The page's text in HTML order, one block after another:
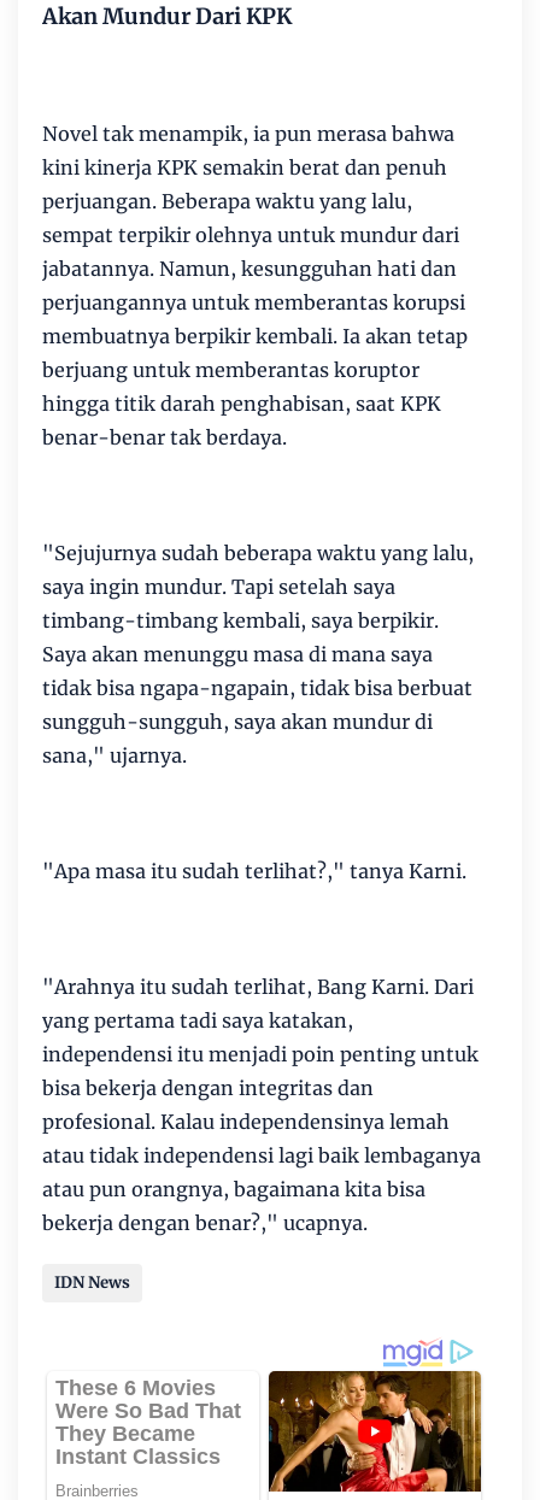
Akan Mundur Dari KPK
Novel tak menampik, ia pun merasa bahwa
kini kinerja KPK semakin berat dan penuh
perjuangan. Beberapa waktu yang lalu,
sempat terpikir olehnya untuk mundur dari
jabatannya. Namun, kesungguhan hati dan
perjuangannya untuk memberantas korupsi
membuatnya berpikir kembali. Ia akan tetap
berjuang untuk memberantas koruptor
hingga titik darah penghabisan, saat KPK
benar-benar tak berdaya.
"Sejujurnya sudah beberapa waktu yang lalu,
saya ingin mundur. Tapi setelah saya
timbang-timbang kembali, saya berpikir.
Saya akan menunggu masa di mana saya
tidak bisa ngapa-ngapain, tidak bisa berbuat
sungguh-sungguh, saya akan mundur di
sana," ujarnya.
"Apa masa itu sudah terlihat?," tanya Karni.
"Arahnya itu sudah terlihat, Bang Karni. Dari
yang pertama tadi saya katakan,
independensi itu menjadi poin penting untuk
bisa bekerja dengan integritas dan
profesional. Kalau independensinya lemah
atau tidak independensi lagi baik lembaganya
atau pun orangnya, bagaimana kita bisa
bekerja dengan benar?," ucapnya.
IDN News